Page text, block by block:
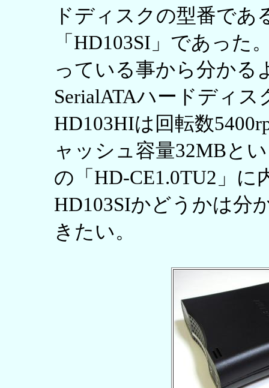
ドディスクの型番であ
「HD103SI」であった
っている事から分かる
SerialATAハードディ
HD103HIは回転数
ャッシュ容量32MBと
の「HD-CE1.0TU2」
HD103SIかどうかは分
きたい。